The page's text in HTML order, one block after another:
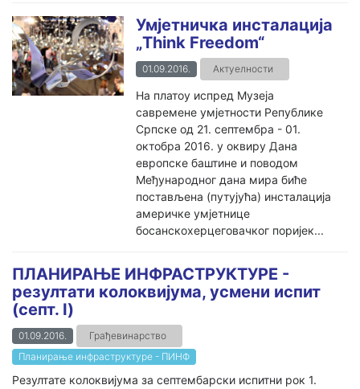
Умјетничка инсталација
„Think Freedom“
01.09.2016. Актуелности
На платоу испред Музеја
савремене умјетности Републике
Српске од 21. септембра - 01.
октобра 2016. у оквиру Дана
европске баштине и поводом
Међународног дана мира биће
постављена (путујућа) инсталација
америчке умјетнице
босанскохерцеговачког поријек...
ПЛАНИРАЊЕ ИНФРАСТРУКТУРЕ -
резултати колоквијума, усмени испит
(септ. I)
01.09.2016.
Грађевинарство
Планирање инфраструктуре - ПИНФ
Резултате колоквијума за септембарски испитни рок 1.